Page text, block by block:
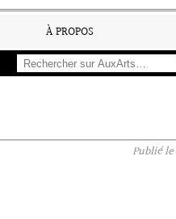
À PROPOS
Publié le